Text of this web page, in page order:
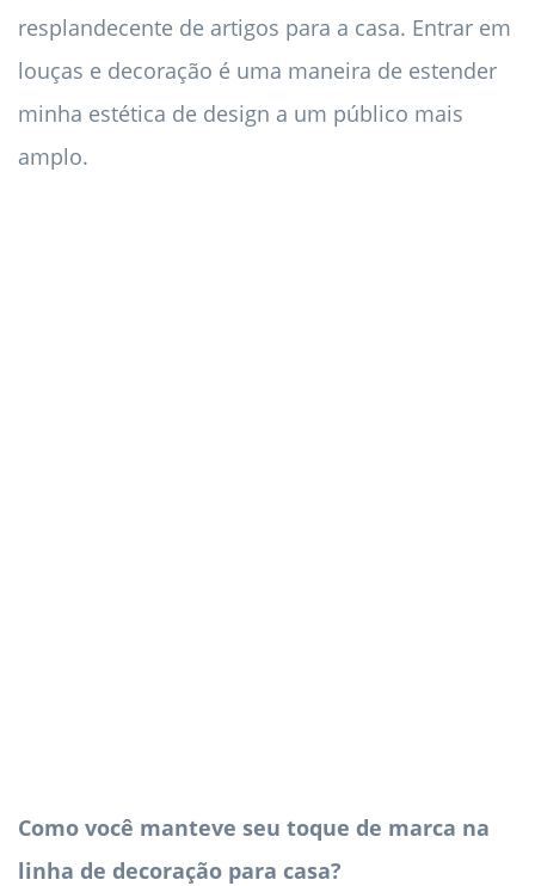
resplandecente de artigos para a casa. Entrar em
louças e decoração é uma maneira de estender
minha estética de design a um público mais
amplo.
Como você manteve seu toque de marca na
linha de decoração para casa?